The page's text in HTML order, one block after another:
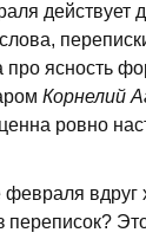
действует
ясность
Корнелий
ровно
вдруг